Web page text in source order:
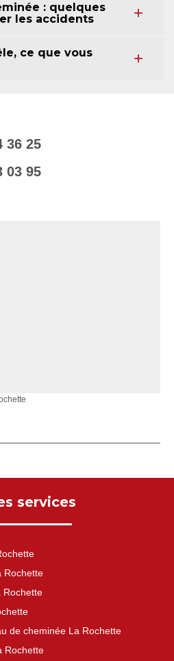
: quelques
les accidents
ce que vous
36 25
03 95
services
Rochette
Rochette
de cheminée La Rochette
Rochette